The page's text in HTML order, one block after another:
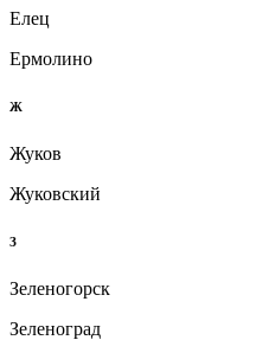
Елец
Ермолино
Ж
Жуков
Жуковский
З
Зеленогорск
Зеленоград